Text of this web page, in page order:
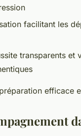
facilitant les
transparents et
efficace